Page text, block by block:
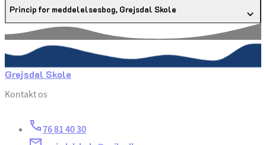
Princip for meddelelsesbog, Grejsdal Skole
Grejsdal Skole
Kontakt os
76 81 40 30